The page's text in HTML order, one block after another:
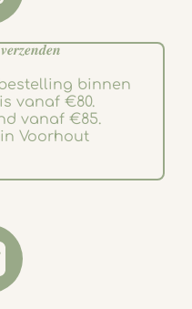
binnen
vanaf €80.
vanaf €85.
Voorhout